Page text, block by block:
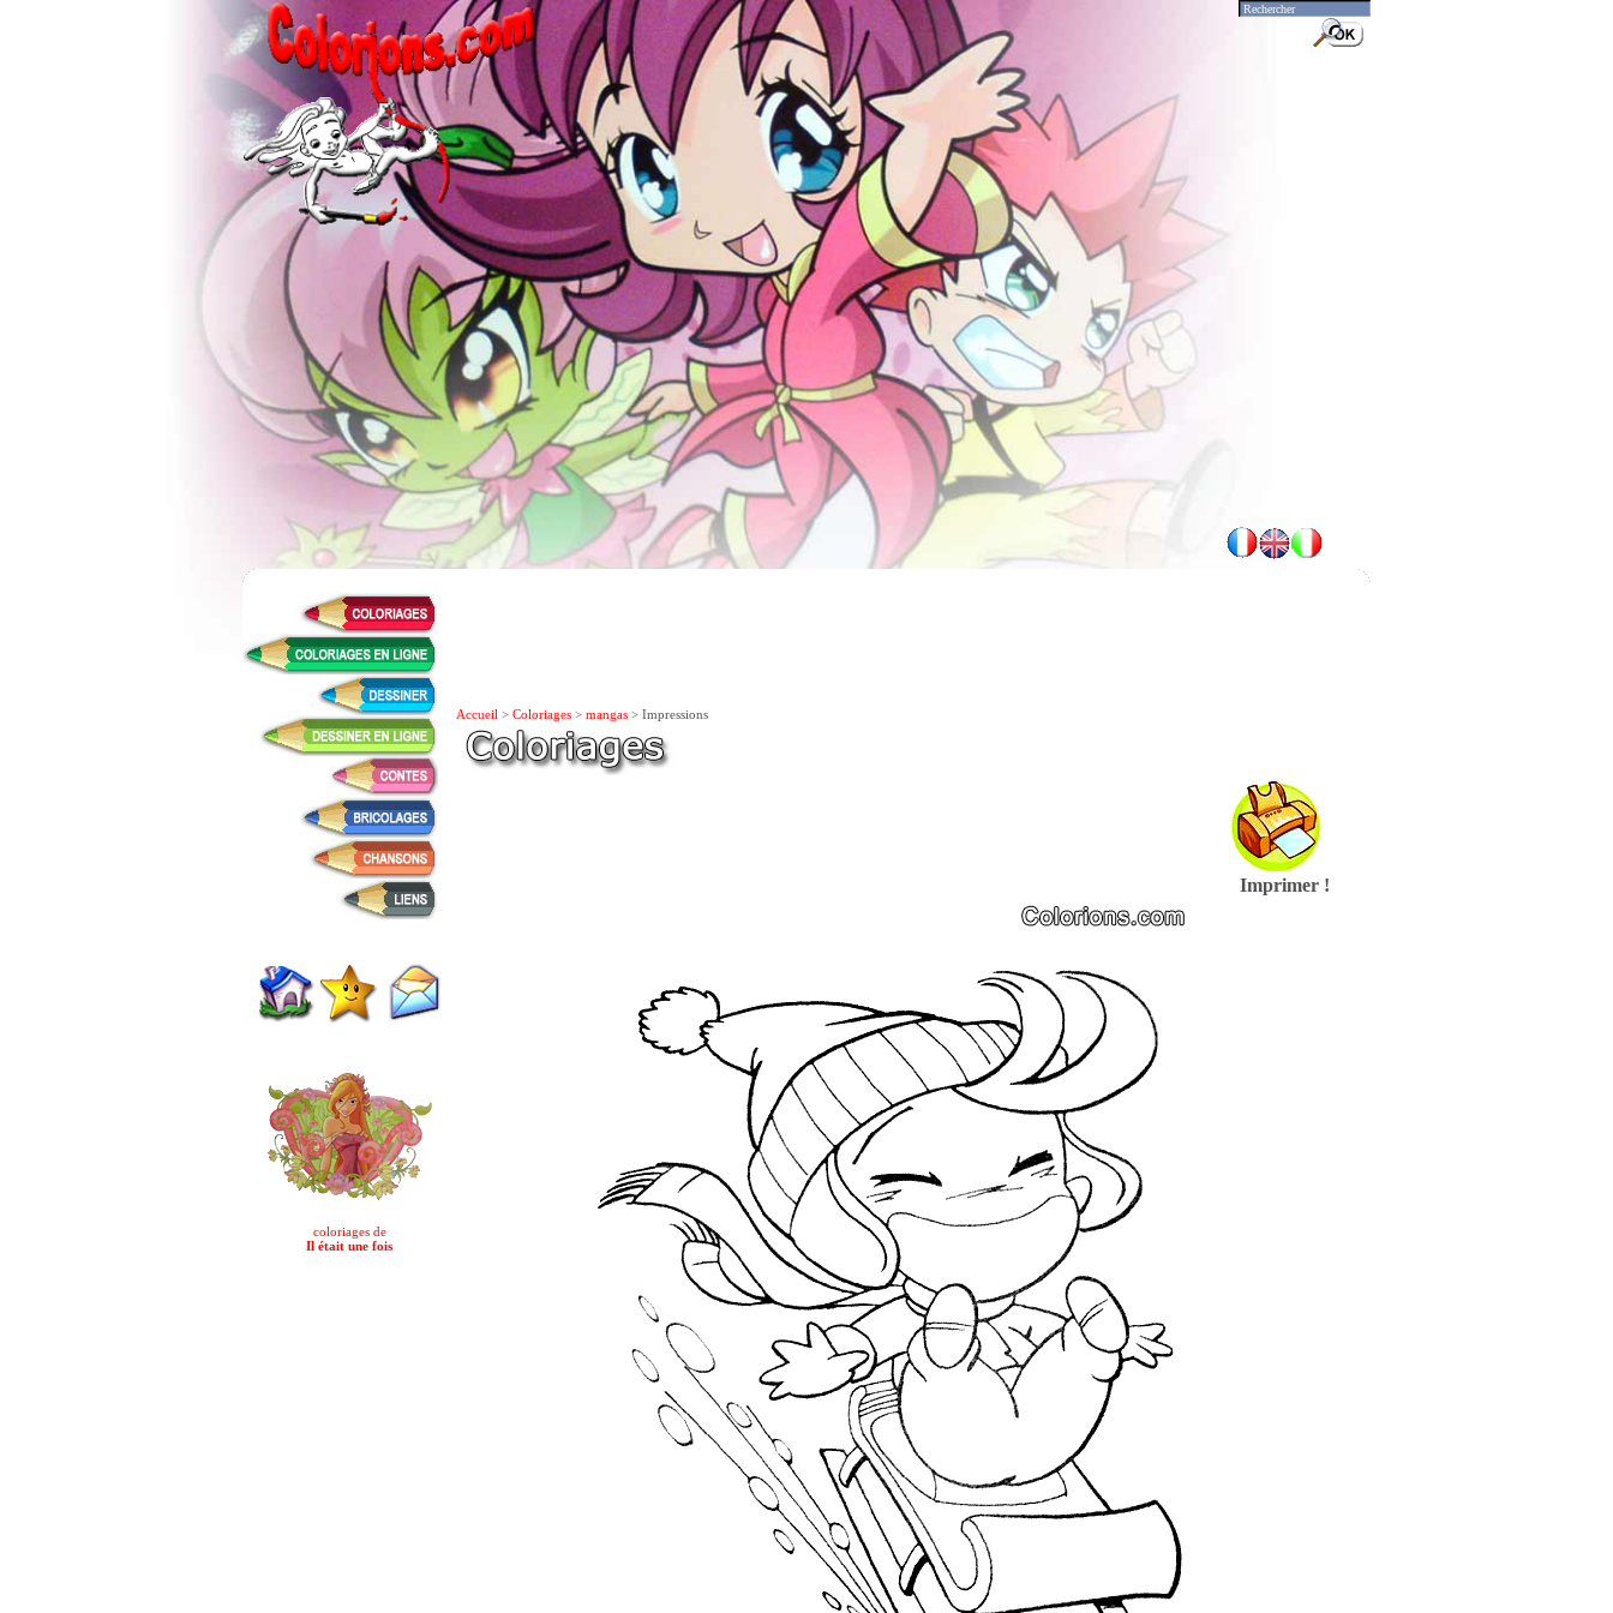
coloriages de
Il était une fois
Accueil > Coloriages > mangas > Impressions
Imprimer !